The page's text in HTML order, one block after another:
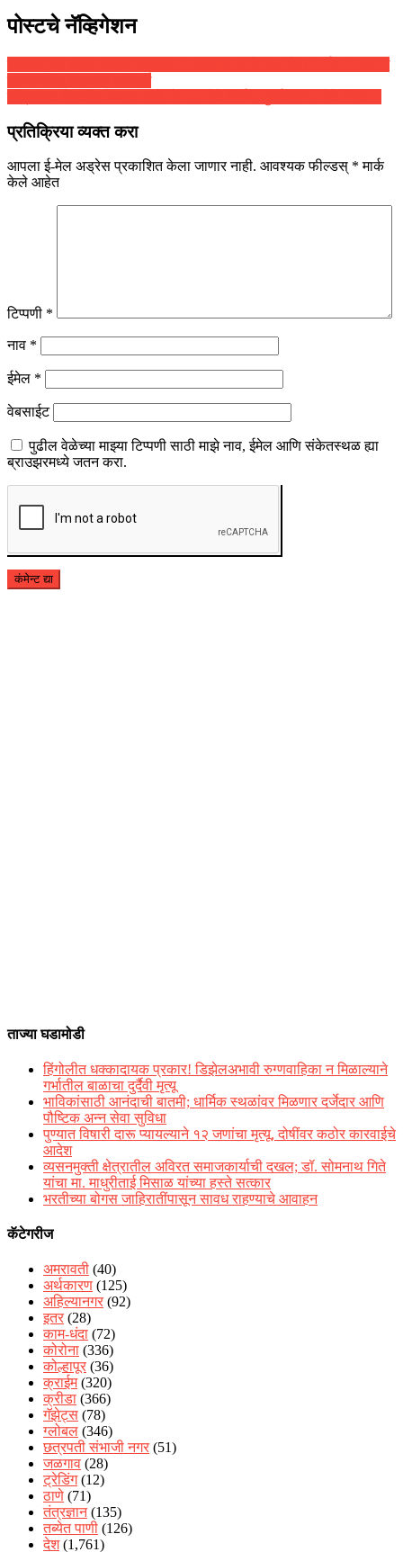
पोस्टचे नॅव्हिगेशन
प्रतिक्रिया व्यक्त करा
आपला ई-मेल अड्रेस प्रकाशित केला जाणार नाही. आवश्यक फील्डस् * मार्क
केले आहेत
टिप्पणी *
नाव *
ईमेल *
वेबसाईट
पुढील वेळेच्या माझ्या टिप्पणी साठी माझे नाव, ईमेल आणि संकेतस्थळ ह्या
ब्राउझरमध्ये जतन करा.
ताज्या घडामोडी
हिंगोलीत धक्कादायक प्रकार! डिझेलअभावी रुग्णवाहिका न मिळाल्याने
गर्भातील बाळाचा दुर्दैवी मृत्यू
भाविकांसाठी आनंदाची बातमी; धार्मिक स्थळांवर मिळणार दर्जेदार आणि
पौष्टिक अन्न सेवा सुविधा
पुण्यात विषारी दारू प्यायल्याने १२ जणांचा मृत्यू, दोषींवर कठोर कारवाईचे
आदेश
व्यसनमुक्ती क्षेत्रातील अविरत समाजकार्याची दखल; डॉ. सोमनाथ गिते
यांचा मा. माधुरीताई मिसाळ यांच्या हस्ते सत्कार
भरतीच्या बोगस जाहिरातींपासून सावध राहण्याचे आवाहन
कॅटेगरीज
अमरावती (40)
अर्थकारण (125)
अहिल्यानगर (92)
इतर (28)
काम-धंदा (72)
कोरोना (336)
कोल्हापूर (36)
क्राईम(320)
क्रीडा (366)
गॅझेट्स (78)
ग्लोबल (346)
छत्रपती संभाजी नगर (51)
जळगाव (28)
ट्रेडिंग(12)
ठाणे (71)
तंत्रज्ञान(135)
तब्येत पाणी (126)
देश(1,761)